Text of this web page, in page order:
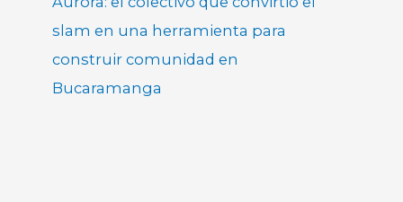
slam en una herramienta para
construir comunidad en
Bucaramanga